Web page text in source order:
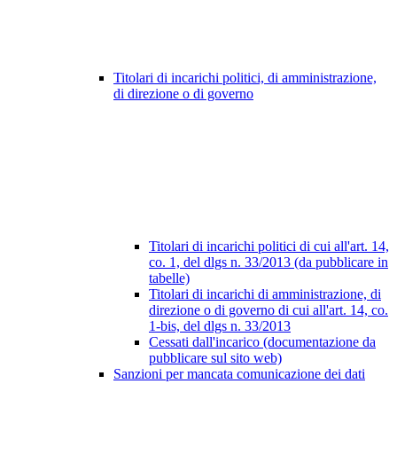
Titolari di incarichi politici, di amministrazione,
di direzione o di governo
Titolari di incarichi politici di cui all'art. 14,
co. 1, del dlgs n. 33/2013 (da pubblicare in
tabelle)
Titolari di incarichi di amministrazione, di
direzione o di governo di cui all'art. 14, co.
1-bis, del dlgs n. 33/2013
Cessati dall'incarico (documentazione da
pubblicare sul sito web)
Sanzioni per mancata comunicazione dei dati